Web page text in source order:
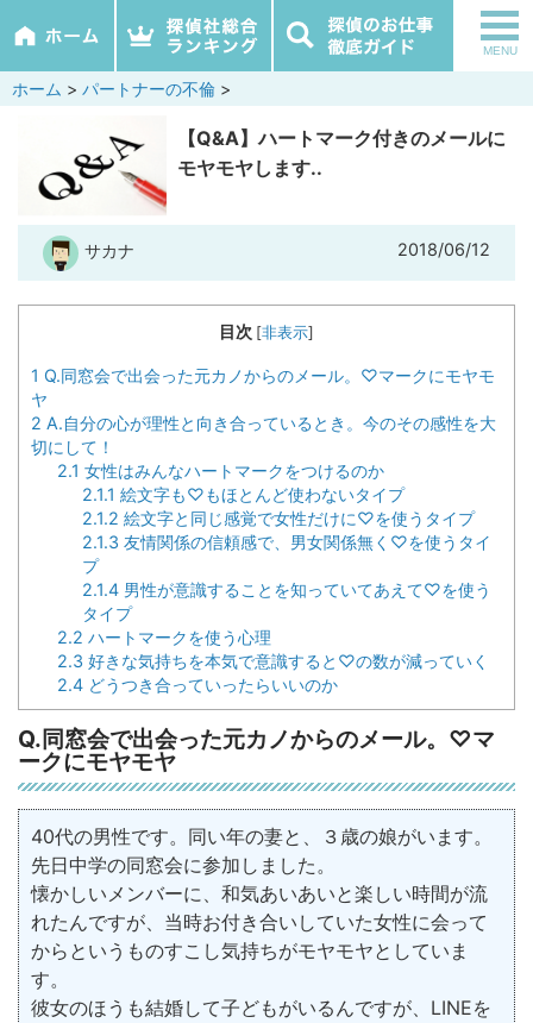
MENU
ホーム > パートナーの不倫 >
【Q&A】ハートマーク付きのメールに
モヤモヤします..
サカナ 2018/06/12
目次 [非表示]
1 Q.同窓会で出会った元カノからのメール。♡マークにモヤモ
ヤ
2 A.自分の心が理性と向き合っているとき。今のその感性を大
切にして！
2.1 女性はみんなハートマークをつけるのか
2.1.1 絵文字も♡もほとんど使わないタイプ
2.1.2 絵文字と同じ感覚で女性だけに♡を使うタイプ
2.1.3 友情関係の信頼感で、男女関係無く♡を使うタイ
プ
2.1.4 男性が意識することを知っていてあえて♡を使う
タイプ
2.2 ハートマークを使う心理
2.3 好きな気持ちを本気で意識すると♡の数が減っていく
2.4どうつき合っていったらいいのか
Q.同窓会で出会った元カノからのメール。♡マ
ークにモヤモヤ
40代の男性です。同い年の妻と、３歳の娘がいます。
先日中学の同窓会に参加しました。
懐かしいメンバーに、和気あいあいと楽しい時間が流
れたんですが、当時お付き合いしていた女性に会って
からというものすこし気持ちがモヤモヤとしていま
す。
彼女のほうも結婚して子どもがいるんですが、LINEを